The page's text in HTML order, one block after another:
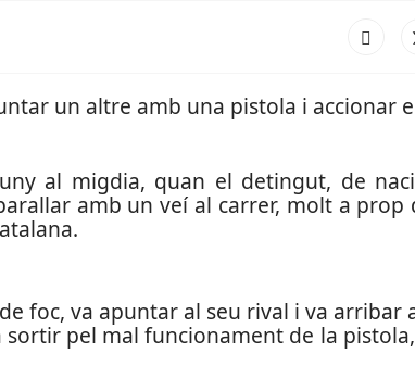
un altre amb una pistola i accionar
al migdia, quan el detingut, de
amb un veí al carrer, molt a prop
foc, va apuntar al seu rival i va arribar
pel mal funcionament de la